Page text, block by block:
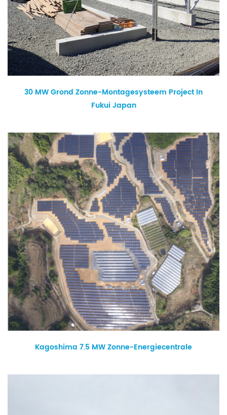
30 MW Grond Zonne-Montagesysteem Project In
Fukui Japan
Kagoshima 7.5 MW Zonne-Energiecentrale